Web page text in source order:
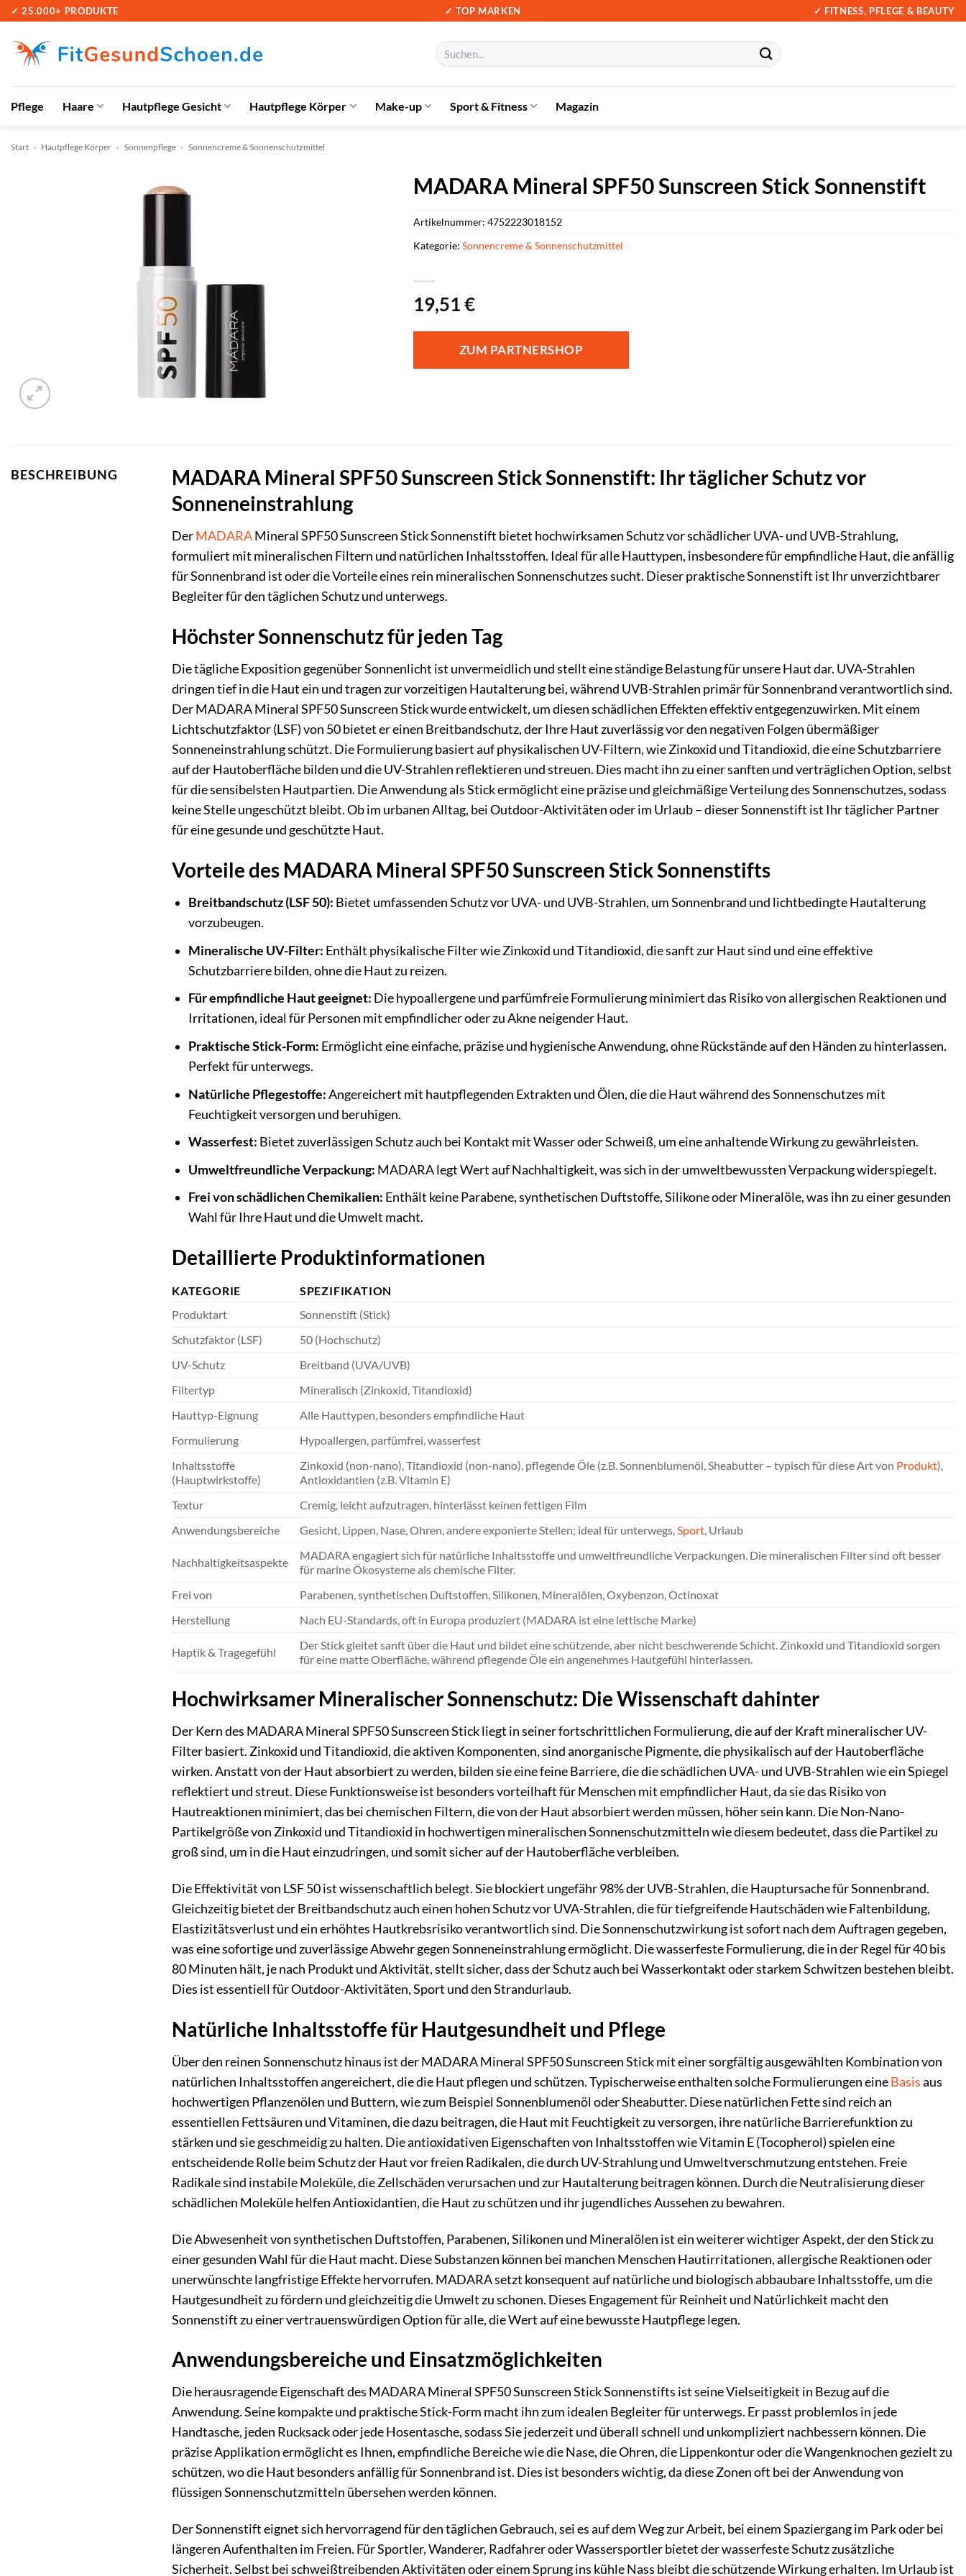
Zum
springen
✓ 25.000+ PRODUKTE ✓ TOP MARKEN ✓ FITNESS, PFLEGE & BEAUTY
Suchen
nach:
Pflege Haare Hautpflege Gesicht Hautpflege Körper Make-up Sport & Fitness Magazin
Start » Hautpflege Körper » Sonnenpflege » Sonnencreme & Sonnenschutzmittel
MADARA Mineral SPF50 Sunscreen Stick Sonnenstift
19,51€
ZUM PARTNERSHOP
Artikelnummer: 4752223018152
Kategorie: Sonnencreme & Sonnenschutzmittel
BESCHREIBUNG
MADARA Mineral SPF50 Sunscreen Stick Sonnenstift: Ihr täglicher Schutz vor
Sonneneinstrahlung
DerMADARAMineral SPF50 Sunscreen Stick Sonnenstift bietet hochwirksamen Schutz vor schädlicher UVA- und UVB-Strahlung,
formuliert mit mineralischen Filtern und natürlichen Inhaltsstoffen. Ideal für alle Hauttypen, insbesondere für empfindliche Haut, die anfällig
für Sonnenbrand ist oder die Vorteile eines rein mineralischen Sonnenschutzes sucht. Dieser praktische Sonnenstift ist Ihr unverzichtbarer
Begleiter für den täglichen Schutz und unterwegs.
Höchster Sonnenschutz für jeden Tag
Die tägliche Exposition gegenüber Sonnenlicht ist unvermeidlich und stellt eine ständige Belastung für unsere Haut dar. UVA-Strahlen
dringen tief in die Haut ein und tragen zur vorzeitigen Hautalterung bei, während UVB-Strahlen primär für Sonnenbrand verantwortlich sind.
Der MADARA Mineral SPF50 Sunscreen Stick wurde entwickelt, um diesen schädlichen Effekten effektiv entgegenzuwirken. Mit einem
Lichtschutzfaktor (LSF) von 50 bietet er einen Breitbandschutz, der Ihre Haut zuverlässig vor den negativen Folgen übermäßiger
Sonneneinstrahlung schützt. Die Formulierung basiert auf physikalischen UV-Filtern, wie Zinkoxid und Titandioxid, die eine Schutzbarriere
auf der Hautoberfläche bilden und die UV-Strahlen reflektieren und streuen. Dies macht ihn zu einer sanften und verträglichen Option, selbst
für die sensibelsten Hautpartien. Die Anwendung als Stick ermöglicht eine präzise und gleichmäßige Verteilung des Sonnenschutzes, sodass
keine Stelle ungeschützt bleibt. Ob im urbanen Alltag, bei Outdoor-Aktivitäten oder im Urlaub – dieser Sonnenstift ist Ihr täglicher Partner
für eine gesunde und geschützte Haut.
Vorteile des MADARA Mineral SPF50 Sunscreen Stick Sonnenstifts
Breitbandschutz (LSF 50): Bietet umfassenden Schutz vor UVA- und UVB-Strahlen, um Sonnenbrand und lichtbedingte Hautalterung
vorzubeugen.
Mineralische UV-Filter: Enthält physikalische Filter wie Zinkoxid und Titandioxid, die sanft zur Haut sind und eine effektive
Schutzbarriere bilden, ohne die Haut zu reizen.
Für empfindliche Haut geeignet: Die hypoallergene und parfümfreie Formulierung minimiert das Risiko von allergischen Reaktionen und
Irritationen, ideal für Personen mit empfindlicher oder zu Akne neigender Haut.
Praktische Stick-Form: Ermöglicht eine einfache, präzise und hygienische Anwendung, ohne Rückstände auf den Händen zu hinterlassen.
Perfekt für unterwegs.
Natürliche Pflegestoffe:Angereichert mit hautpflegenden Extrakten und Ölen, die die Haut während des Sonnenschutzes mit
Feuchtigkeit versorgen und beruhigen.
Wasserfest: Bietet zuverlässigen Schutz auch bei Kontakt mit Wasser oder Schweiß, um eine anhaltende Wirkung zu gewährleisten.
Umweltfreundliche Verpackung: MADARA legt Wert auf Nachhaltigkeit, was sich in der umweltbewussten Verpackung widerspiegelt.
Frei von schädlichen Chemikalien: Enthält keine Parabene, synthetischen Duftstoffe, Silikone oder Mineralöle, was ihn zu einer gesunden
Wahl für Ihre Haut und die Umwelt macht.
Detaillierte Produktinformationen
KATEGORIE
SPEZIFIKATION
Produktart
Sonnenstift (Stick)
Schutzfaktor (LSF)
50 (Hochschutz)
UV-Schutz
Breitband (UVA/UVB)
Filtertyp
Mineralisch (Zinkoxid, Titandioxid)
Hauttyp-Eignung
Alle Hauttypen, besonders empfindliche Haut
Formulierung
Hypoallergen, parfümfrei, wasserfest
Inhaltsstoffe
(Hauptwirkstoffe)
Zinkoxid (non-nano), Titandioxid (non-nano), pflegende Öle (z.B. Sonnenblumenöl, Sheabutter – typisch für diese Art von Produkt),
Antioxidantien (z.B. Vitamin E)
Textur
Cremig, leicht aufzutragen, hinterlässt keinen fettigen Film
Anwendungsbereiche
Gesicht, Lippen, Nase, Ohren, andere exponierte Stellen; ideal für unterwegs,Sport, Urlaub
Nachhaltigkeitsaspekte
MADARA engagiert sich für natürliche Inhaltsstoffe und umweltfreundliche Verpackungen. Die mineralischen Filter sind oft besser
für marine Ökosysteme als chemische Filter.
Frei von
Parabenen, synthetischen Duftstoffen, Silikonen, Mineralölen, Oxybenzon, Octinoxat
Herstellung
Nach EU-Standards, oft in Europa produziert (MADARA ist eine lettische Marke)
Haptik & Tragegefühl
Der Stick gleitet sanft über die Haut und bildet eine schützende, aber nicht beschwerende Schicht. Zinkoxid und Titandioxid sorgen
für eine matte Oberfläche, während pflegende Öle ein angenehmes Hautgefühl hinterlassen.
Hochwirksamer Mineralischer Sonnenschutz: Die Wissenschaft dahinter
Der Kern des MADARA Mineral SPF50 Sunscreen Stick liegt in seiner fortschrittlichen Formulierung, die auf der Kraft mineralischer UV-
Filter basiert. Zinkoxid und Titandioxid, die aktiven Komponenten, sind anorganische Pigmente, die physikalisch auf der Hautoberfläche
wirken. Anstatt von der Haut absorbiert zu werden, bilden sie eine feine Barriere, die die schädlichen UVA- und UVB-Strahlen wie ein Spiegel
reflektiert und streut. Diese Funktionsweise ist besonders vorteilhaft für Menschen mit empfindlicher Haut, da sie das Risiko von
Hautreaktionen minimiert, das bei chemischen Filtern, die von der Haut absorbiert werden müssen, höher sein kann. Die Non-Nano-
Partikelgröße von Zinkoxid und Titandioxid in hochwertigen mineralischen Sonnenschutzmitteln wie diesem bedeutet, dass die Partikel zu
groß sind, um in die Haut einzudringen, und somit sicher auf der Hautoberfläche verbleiben.
Die Effektivität von LSF 50 ist wissenschaftlich belegt. Sie blockiert ungefähr 98% der UVB-Strahlen, die Hauptursache für Sonnenbrand.
Gleichzeitig bietet der Breitbandschutz auch einen hohen Schutz vor UVA-Strahlen, die für tiefgreifende Hautschäden wie Faltenbildung,
Elastizitätsverlust und ein erhöhtes Hautkrebsrisiko verantwortlich sind. Die Sonnenschutzwirkung ist sofort nach dem Auftragen gegeben,
was eine sofortige und zuverlässige Abwehr gegen Sonneneinstrahlung ermöglicht. Die wasserfeste Formulierung, die in der Regel für 40 bis
80 Minuten hält, je nach Produkt und Aktivität, stellt sicher, dass der Schutz auch bei Wasserkontakt oder starkem Schwitzen bestehen bleibt.
Dies ist essentiell für Outdoor-Aktivitäten, Sport und den Strandurlaub.
Natürliche Inhaltsstoffe für Hautgesundheit und Pflege
Über den reinen Sonnenschutz hinaus ist der MADARA Mineral SPF50 Sunscreen Stick mit einer sorgfältig ausgewählten Kombination von
natürlichen Inhaltsstoffen angereichert, die die Haut pflegen und schützen. Typischerweise enthalten solche Formulierungen eineBasisaus
hochwertigen Pflanzenölen und Buttern, wie zum Beispiel Sonnenblumenöl oder Sheabutter. Diese natürlichen Fette sind reich an
essentiellen Fettsäuren und Vitaminen, die dazu beitragen, die Haut mit Feuchtigkeit zu versorgen, ihre natürliche Barrierefunktion zu
stärken und sie geschmeidig zu halten. Die antioxidativen Eigenschaften von Inhaltsstoffen wie Vitamin E (Tocopherol) spielen eine
entscheidende Rolle beim Schutz der Haut vor freien Radikalen, die durch UV-Strahlung und Umweltverschmutzung entstehen. Freie
Radikale sind instabile Moleküle, die Zellschäden verursachen und zur Hautalterung beitragen können. Durch die Neutralisierung dieser
schädlichen Moleküle helfen Antioxidantien, die Haut zu schützen und ihr jugendliches Aussehen zu bewahren.
Die Abwesenheit von synthetischen Duftstoffen, Parabenen, Silikonen und Mineralölen ist ein weiterer wichtiger Aspekt, der den Stick zu
einer gesunden Wahl für die Haut macht. Diese Substanzen können bei manchen Menschen Hautirritationen, allergische Reaktionen oder
unerwünschte langfristige Effekte hervorrufen. MADARA setzt konsequent auf natürliche und biologisch abbaubare Inhaltsstoffe, um die
Hautgesundheit zu fördern und gleichzeitig die Umwelt zu schonen. Dieses Engagement für Reinheit und Natürlichkeit macht den
Sonnenstift zu einer vertrauenswürdigen Option für alle, die Wert auf eine bewusste Hautpflege legen.
Anwendungsbereiche und Einsatzmöglichkeiten
Die herausragende Eigenschaft des MADARA Mineral SPF50 Sunscreen Stick Sonnenstifts ist seine Vielseitigkeit in Bezug auf die
Anwendung. Seine kompakte und praktische Stick-Form macht ihn zum idealen Begleiter für unterwegs. Er passt problemlos in jede
Handtasche, jeden Rucksack oder jede Hosentasche, sodass Sie jederzeit und überall schnell und unkompliziert nachbessern können. Die
präzise Applikation ermöglicht es Ihnen, empfindliche Bereiche wie die Nase, die Ohren, die Lippenkontur oder die Wangenknochen gezielt zu
schützen, wo die Haut besonders anfällig für Sonnenbrand ist. Dies ist besonders wichtig, da diese Zonen oft bei der Anwendung von
flüssigen Sonnenschutzmitteln übersehen werden können.
Der Sonnenstift eignet sich hervorragend für den täglichen Gebrauch, sei es auf dem Weg zur Arbeit, bei einem Spaziergang im Park oder bei
längeren Aufenthalten im Freien. Für Sportler, Wanderer, Radfahrer oder Wassersportler bietet der wasserfeste Schutz zusätzliche
Sicherheit. Selbst bei schweißtreibenden Aktivitäten oder einem Sprung ins kühle Nass bleibt die schützende Wirkung erhalten. Im Urlaub ist